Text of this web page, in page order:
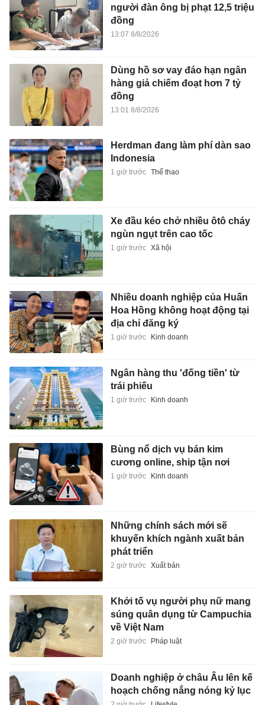
người đàn ông bị phạt 12,5 triệu
đồng
13:07 8/8/2026
Dùng hồ sơ vay đáo hạn ngân
hàng giả chiếm đoạt hơn 7 tỷ
đồng
13:01 8/8/2026
Herdman đang làm phí dàn sao
Indonesia
1 giờ trước Thể thao
Xe đầu kéo chở nhiều ôtô cháy
ngùn ngụt trên cao tốc
1 giờ trước Xã hội
Nhiều doanh nghiệp của Huấn
Hoa Hồng không hoạt động tại
địa chỉ đăng ký
1 giờ trước Kinh doanh
Ngân hàng thu 'đống tiền' từ
trái phiếu
1 giờ trước Kinh doanh
Bùng nổ dịch vụ bán kim
cương online, ship tận nơi
1 giờ trước Kinh doanh
Những chính sách mới sẽ
khuyến khích ngành xuất bản
phát triển
2 giờ trước Xuất bản
Khởi tố vụ người phụ nữ mang
súng quân dụng từ Campuchia
về Việt Nam
2 giờ trước Pháp luật
Doanh nghiệp ở châu Âu lên kế
hoạch chống nắng nóng kỷ lục